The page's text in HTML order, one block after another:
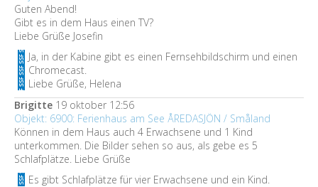
Guten Abend!
Gibt es in dem Haus einen TV?
Liebe Grüße Josefin
Ja, in der Kabine gibt es einen Fernsehbildschirm und einen
Chromecast.
Liebe Grüße, Helena
Brigitte 19 oktober 12:56
Objekt: 6900: Ferienhaus am See ÅREDASJÖN / Småland
Können in dem Haus auch 4 Erwachsene und 1 Kind
unterkommen. Die Bilder sehen so aus, als gebe es 5
Schlafplätze. Liebe Grüße
Es gibt Schlafplätze für vier Erwachsene und ein Kind.